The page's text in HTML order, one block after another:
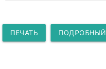
ПЕЧАТЬ ПОДРОБНЫЙ
РАСЧЕТ